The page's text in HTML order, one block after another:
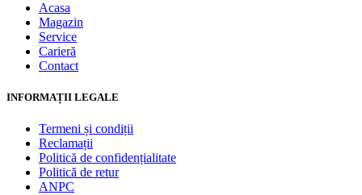
Acasa
Magazin
Service
Carieră
Contact
INFORMAȚII LEGALE
Termeni și condiții
Reclamații
Politică de confidențialitate
Politică de retur
ANPC